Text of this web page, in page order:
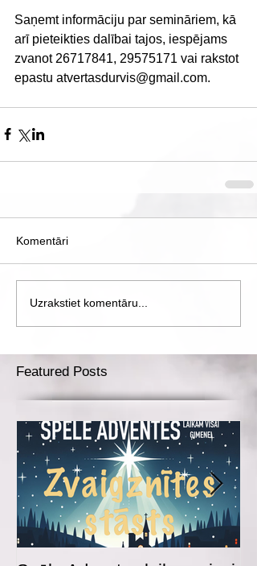
Saņemt informāciju par semināriem, kā
arī pieteikties dalībai tajos, iespējams
zvanot 26717841, 29575171 vai rakstot
epastu atvertasdurvis@gmail.com.
Komentāri
Uzrakstiet komentāru...
Featured Posts